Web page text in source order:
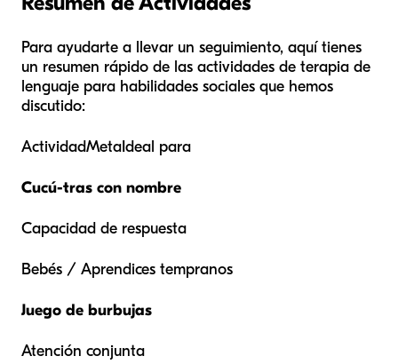
Para ayudarte a llevar un seguimiento, aquí tienes
un resumen rápido de las actividades de terapia de
lenguaje para habilidades sociales que hemos
discutido:
ActividadMetaIdeal para
Cucú-tras con nombre
Capacidad de respuesta
Bebés / Aprendices tempranos
Juego de burbujas
Atención conjunta